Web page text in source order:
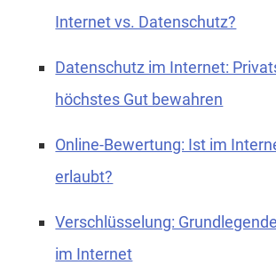
Internet vs. Datenschutz?
Datenschutz im Internet:
höchstes Gut bewahren
Online-Bewertung: Ist im
erlaubt?
Verschlüsselung:
im Internet